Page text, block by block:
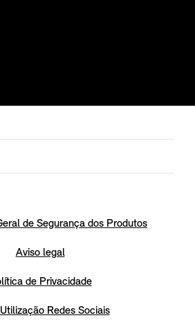
de Segurança dos Produtos
Aviso legal
de Privacidade
Redes Sociais